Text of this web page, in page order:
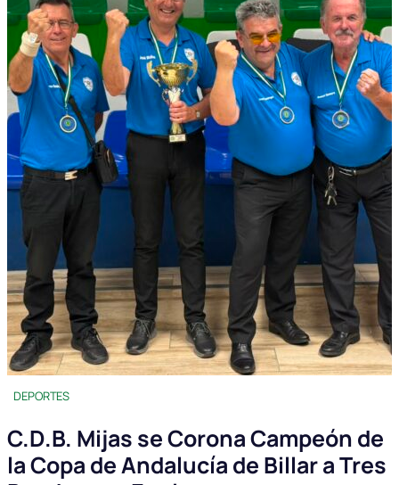
DEPORTES
C.D.B. Mijas se Corona Campeón de
la Copa de Andalucía de Billar a Tres